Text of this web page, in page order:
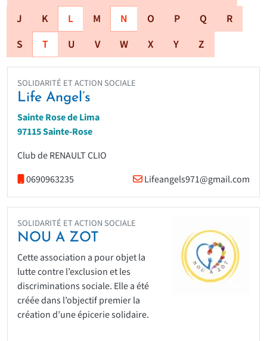
J
K L M N O P Q
R
S
T U V W X Y Z
SOLIDARITÉ ET ACTION SOCIALE
Life Angel’s
Sainte Rose de Lima
97115 Sainte-Rose
Club de RENAULT CLIO
0690963235
Lifeangels971@gmail.com
SOLIDARITÉ ET ACTION SOCIALE
NOU A ZOT
Cette association a pour objet la
lutte contre l’exclusion et les
discriminations sociale. Elle a été
créée dans l’objectif premier la
création d’une épicerie solidaire.